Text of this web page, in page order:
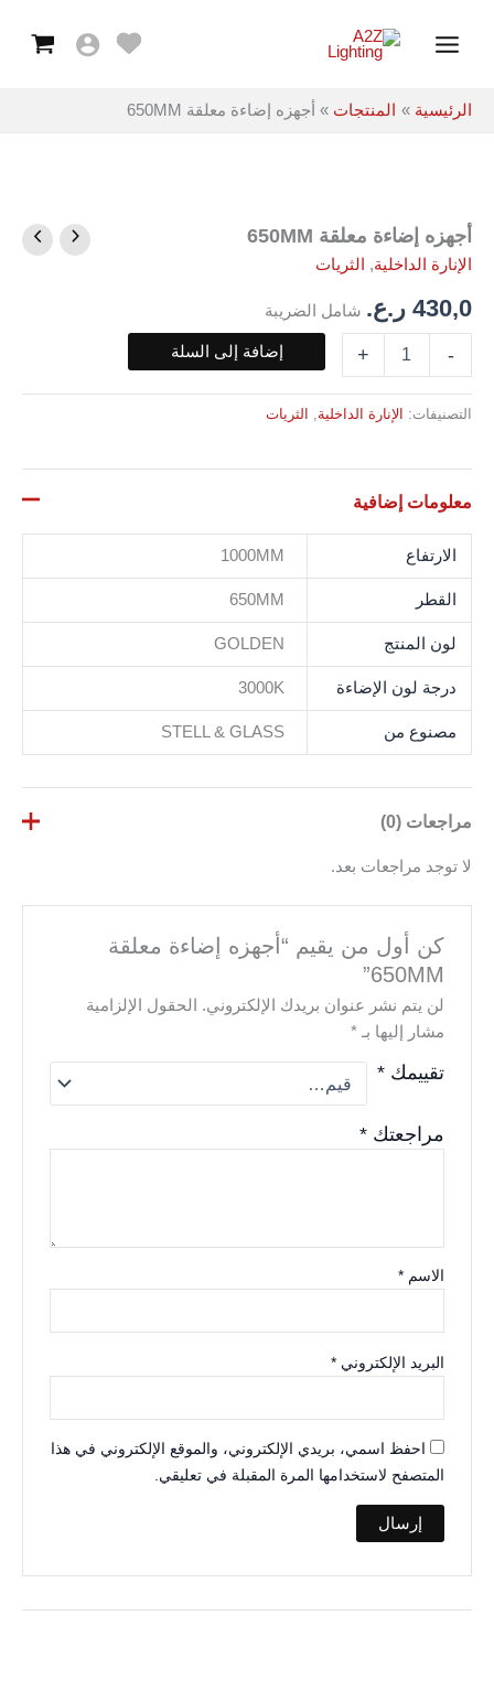
Menu
الرئيسية المنتجات أجهزه إضاءة معلقة 650MM
أجهزه إضاءة معلقة 650MM
الإنارة الداخلية, الثريات
430,0 ر.ع. شامل الضريبة
-
كمية
أجهزه
إضاءة
معلقة
650MM
+ إضافة إلى السلة
التصنيفات: الإنارة الداخلية الثريات
معلومات إضافية
الارتفاع 1000MM
القطر 650MM
لون المنتج GOLDEN
درجة لون الإضاءة 3000K
مصنوع من STELL & GLASS
مراجعات (0)
لا توجد مراجعات بعد.
كن أول من يقيم “أجهزه إضاءة معلقة
650MM”
لن يتم نشر عنوان بريدك الإلكتروني.
الحقول الإلزامية
مشار إليها بـ*
تقييمك*
مراجعتك*
الاسم*
البريد الإلكتروني*
احفظ اسمي، بريدي الإلكتروني، والموقع الإلكتروني في هذا
المتصفح لاستخدامها المرة المقبلة في تعليقي.